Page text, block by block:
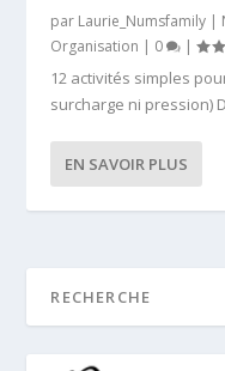
par Laurie_Numsfamily |
Organisation | 0 |
12 activités simples
surcharge ni pression)
EN SAVOIR PLUS